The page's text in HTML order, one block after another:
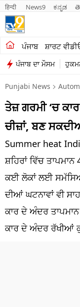
हिन्दी News9 ಕನ್ನಡ
ਪੰਜਾਬ ਸ਼ਾਰਟ
ਪੰਜਾਬ ਦਾ ਮੌਸਮ
ਖੇਤੀਬਾੜੀ
ਸ਼ਾਰਟ ਵੀਡੀਓਜ਼
ਕਾਰੋਬਾਰ
ਕਰਿਅਰ
ਮਨੋਰੰਜਨ
ਦੇਸ਼
ਲਾਈਫ ਸਟਾਈਲ
ਪੰਜਾਬ
ਧਰਮ
Punjabi News
ਤੇਜ਼ ਗਰਮੀ ‘ਚ
ਚੀਜ਼ਾਂ, ਬਣ
Summer heat
ਸ਼ਹਿਰਾਂ ਵਿੱਚ
ਕਈ ਲੋਕਾਂ ਲਈ
ਦੀਆਂ ਘਟਨਾਵਾਂ ਵੀ
ਕਾਰ ਦੇ ਅੰਦਰ
ਕਾਰ ਦੇ ਅੰਦਰ ਰੱਖੀਆਂ